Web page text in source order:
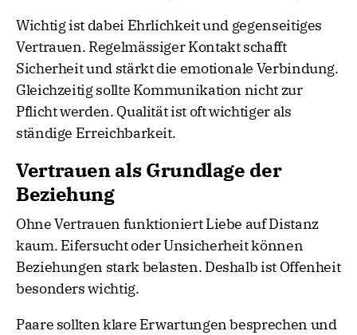
Wichtig ist dabei Ehrlichkeit und gegenseitiges
Vertrauen. Regelmässiger Kontakt schafft
Sicherheit und stärkt die emotionale Verbindung.
Gleichzeitig sollte Kommunikation nicht zur
Pflicht werden. Qualität ist oft wichtiger als
ständige Erreichbarkeit.
Vertrauen als Grundlage der
Beziehung
Ohne Vertrauen funktioniert Liebe auf Distanz
kaum. Eifersucht oder Unsicherheit können
Beziehungen stark belasten. Deshalb ist Offenheit
besonders wichtig.
Paare sollten klare Erwartungen besprechen und